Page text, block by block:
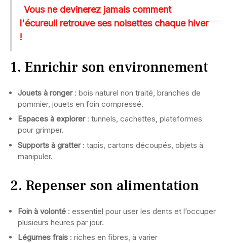
Vous ne devinerez jamais comment
l'écureuil retrouve ses noisettes chaque hiver
!
1. Enrichir son environnement
Jouets à ronger: bois naturel non traité, branches de
pommier, jouets en foin compressé.
Espaces à explorer: tunnels, cachettes, plateformes
pour grimper.
Supports à gratter: tapis, cartons découpés, objets à
manipuler.
2. Repenser son alimentation
Foin à volonté : essentiel pour user les dents et l’occuper
plusieurs heures par jour.
Légumes frais : riches en fibres, à varier